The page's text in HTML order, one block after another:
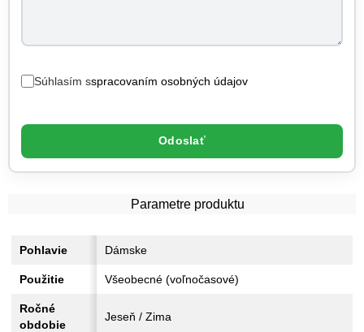
Súhlasím sspracovaním osobných údajov
Odoslať
Parametre produktu
Pohlavie Dámske
Použitie Všeobecné (voľnočasové)
Ročné
obdobie
Jeseň / Zima